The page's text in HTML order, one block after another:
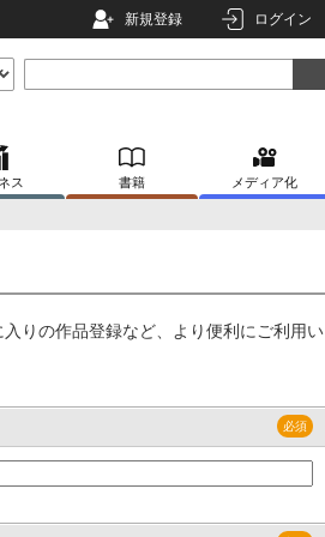
新規登録 ログイン
ス 書籍 メディア化
りの作品登録など、より便利にご利用い